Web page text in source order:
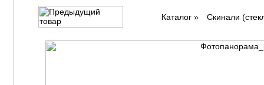
Каталог» Cкинали